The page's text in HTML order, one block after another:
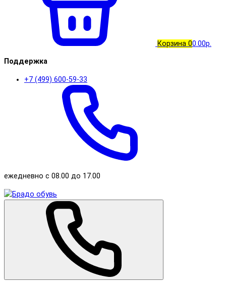
Корзина 00.00р.
Поддержка
+7 (499) 600-59-33
ежедневно с 08.00 до 17.00